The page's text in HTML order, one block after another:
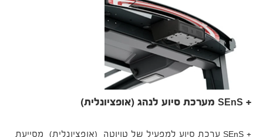
+ SEnS מערכת סיוע לנהג (אופציונלית)
+ SEnS ערכת סיוע למפעיל של טויוטה (אופציונלית) מסייעת